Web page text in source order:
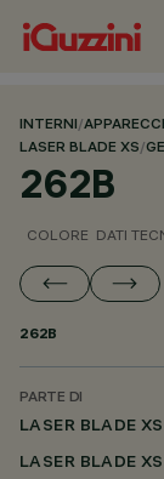
INTERNI/
LASER BLADE XS/
262B
COLORE DATI
262B
PARTE DI